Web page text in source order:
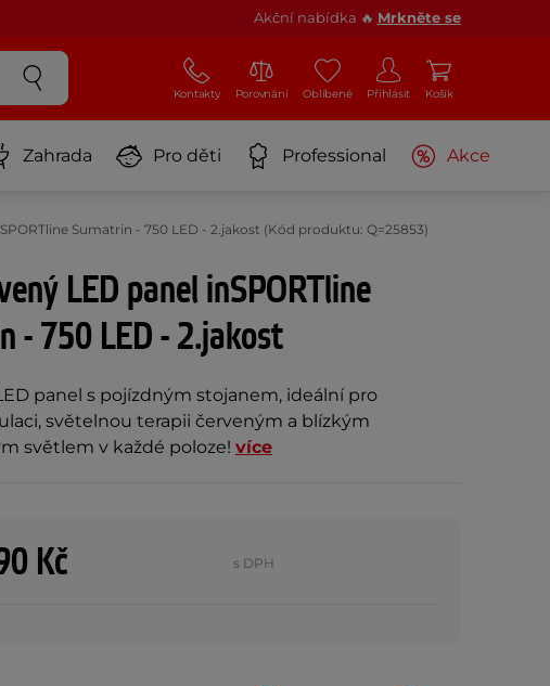
Akční nabídka 🔥 Mrkněte se
Kontakty Porovnání Oblíbené Přihlásit Košík
Zahrada Pro děti Professional Akce
Sumatrin - 750 LED - 2.jakost (Kód produktu: Q=25853)
LED panel inSPORTline
- 750 LED - 2.jakost
panel s pojízdným stojanem, ideální pro
světelnou terapii červeným a blízkým
světlem v každé poloze! více
Kč s DPH